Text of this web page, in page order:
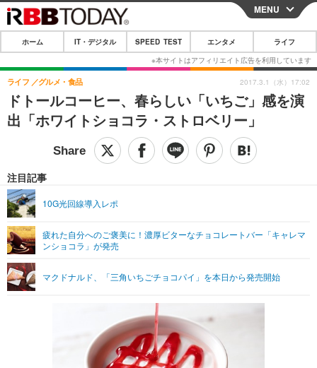
CLOSE
ホーム
IT・デジタル
IT・デジタルTOP スマートフォン
ショッピング その他
SPEED TEST
エンタメTOP 映画・ドラマ
グラビア
ショッピング その他
ライフTOP
その他
リリース一覧
プッシュ通知の停止方法
MENU
ホーム IT・デジタル SPEED TEST エンタメ ライフ
ドトールコーヒー、春らしい「いちご」感を演
出「ホワイトショコラ・ストロベリー」
ライフ グルメ・食品
注目記事
10G光回線導入レポ
疲れた自分へのご褒美に！濃厚ビターなチョコレートバー「キャレマ
ンショコラ」が発売
マクドナルド、「三角いちごチョコパイ」を本日から発売開始
2017.3.1（水）17:02